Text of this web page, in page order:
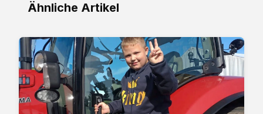
Ähnliche Artikel